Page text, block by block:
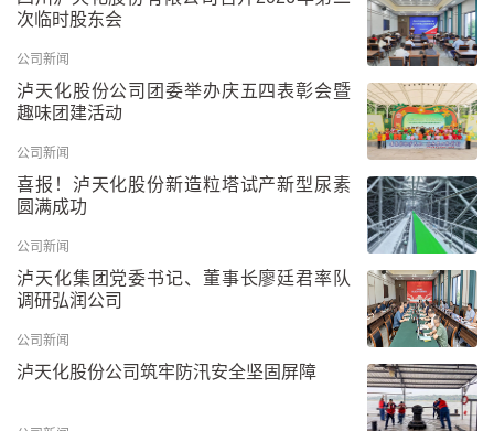
次临时股东会
公司新闻
泸天化股份公司团委举办庆五四表彰会暨
趣味团建活动
公司新闻
喜报！泸天化股份新造粒塔试产新型尿素
圆满成功
公司新闻
泸天化集团党委书记、董事长廖廷君率队
调研弘润公司
公司新闻
泸天化股份公司筑牢防汛安全坚固屏障